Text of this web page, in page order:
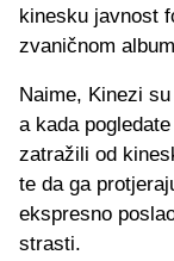
kinesku javnost
zvaničnom
Naime, Kinezi
a kada
zatražili od
te da ga
ekspresno
strasti.